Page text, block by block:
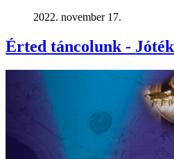
2022. november 17.
Érted táncolunk -